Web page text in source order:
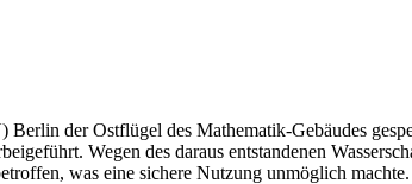
der Ostflügel des Mathematik-Gebäudes
Wegen des daraus entstandenen
was eine sichere Nutzung unmöglich machte.